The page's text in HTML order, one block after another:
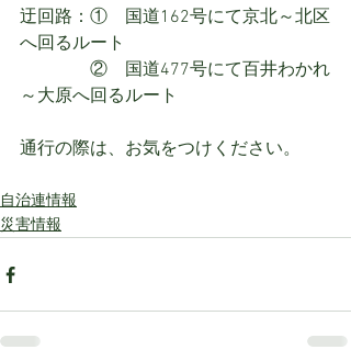
迂回路：①　国道162号にて京北～北区
へ回るルート
②　国道477号にて百井わかれ
～大原へ回るルート
通行の際は、お気をつけください。
自治連情報
災害情報